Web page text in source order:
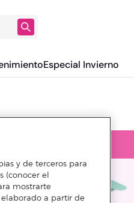
Especial Invierno
y de terceros para
(conocer el
mostrarte
a partir de